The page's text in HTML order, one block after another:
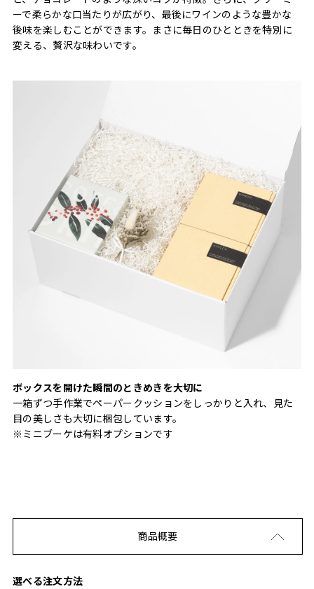
ーで柔らかな口当たりが広がり、最後にワインのような豊かな
後味を楽しむことができます。まさに毎日のひとときを特別に
変える、贅沢な味わいです。
ボックスを開けた瞬間のときめきを大切に
一箱ずつ手作業でペーパークッションをしっかりと入れ、見た
目の美しさも大切に梱包しています。
※ミニブーケは有料オプションです
商品概要
選べる注文方法